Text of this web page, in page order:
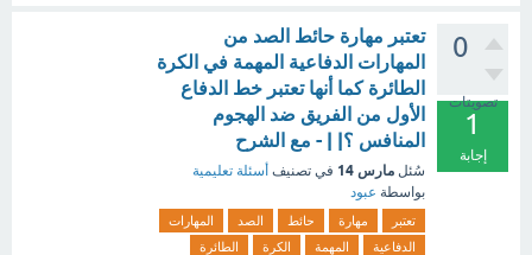
0
تصويتات
1
إجابة
تعتبر مهارة حائط الصد من
المهارات الدفاعية المهمة في الكرة
الطائرة كما أنها تعتبر خط الدفاع
الأول من الفريق ضد الهجوم
المنافس ؟| | - مع الشرح
سُئل مارس 14 في تصنيف أسئلة تعليمية
بواسطة عبود
تعتبر مهارة حائط الصد
المهارات
الدفاعية
المهمة الكرة
الطائرة